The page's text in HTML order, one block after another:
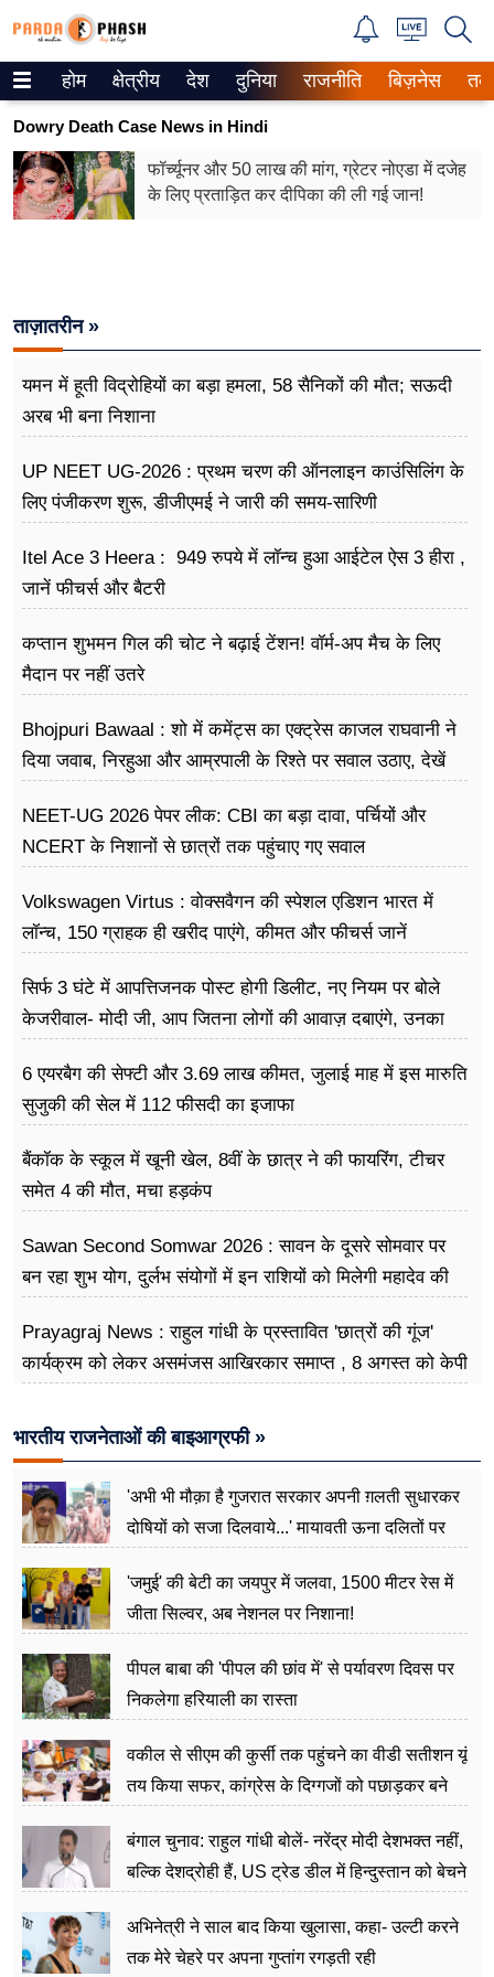
Trending on Google News
ePaper
वेब स्टोरीज
वीडियो
रिलेशनशिप
फूड
सेहत
ब्‍यूटी
जॉब्स
अन्य खबरें
होम क्षेत्रीय देश दुनिया राजनीति बिज़नेस
Dowry Death Case News in Hindi
फॉर्च्यूनर और 50 लाख की मांग, ग्रेटर नोएडा में दजेह
के लिए प्रताड़ित कर दीपिका की ली गई जान!
ताज़ातरीन »
यमन में हूती विद्रोहियों का बड़ा हमला, 58 सैनिकों की मौत; सऊदी
अरब भी बना निशाना
UP NEET UG-2026 : प्रथम चरण की ऑनलाइन काउंसिलिंग के
लिए पंजीकरण शुरू, डीजीएमई ने जारी की समय-सारिणी
Itel Ace 3 Heera : 949 रुपये में लॉन्च हुआ आईटेल ऐस 3 हीरा ,
जानें फीचर्स और बैटरी
कप्तान शुभमन गिल की चोट ने बढ़ाई टेंशन! वॉर्म-अप मैच के लिए
मैदान पर नहीं उतरे
Bhojpuri Bawaal : शो में कमेंट्स का एक्ट्रेस काजल राघवानी ने
दिया जवाब, निरहुआ और आम्रपाली के रिश्ते पर सवाल उठाए, देखें
NEET-UG 2026 पेपर लीक: CBI का बड़ा दावा, पर्चियों और
NCERT के निशानों से छात्रों तक पहुंचाए गए सवाल
Volkswagen Virtus : वोक्सवैगन की स्पेशल एडिशन भारत में
लॉन्च, 150 ग्राहक ही खरीद पाएंगे, कीमत और फीचर्स जानें
सिर्फ 3 घंटे में आपत्तिजनक पोस्ट होगी डिलीट, नए नियम पर बोले
केजरीवाल- मोदी जी, आप जितना लोगों की आवाज़ दबाएंगे, उनका
6 एयरबैग की सेफ्टी और 3.69 लाख कीमत, जुलाई माह में इस मारुति
सुजुकी की सेल में 112 फीसदी का इजाफा
बैंकॉक के स्कूल में खूनी खेल, 8वीं के छात्र ने की फायरिंग, टीचर
समेत 4 की मौत, मचा हड़कंप
Sawan Second Somwar 2026 : सावन के दूसरे सोमवार पर
बन रहा शुभ योग, दुर्लभ संयोगों में इन राशियों को मिलेगी महादेव की
Prayagraj News : राहुल गांधी के प्रस्तावित 'छात्रों की गूंज'
कार्यक्रम को लेकर असमंजस आखिरकार समाप्त , 8 अगस्त को केपी
भारतीय राजनेताओं की बाइआग्रफी »
'अभी भी मौक़ा है गुजरात सरकार अपनी ग़लती सुधारकर
दोषियों को सजा दिलवाये...' मायावती ऊना दलितों पर
'जमुई' की बेटी का जयपुर में जलवा, 1500 मीटर रेस में
जीता सिल्वर, अब नेशनल पर निशाना!
पीपल बाबा की 'पीपल की छांव में' से पर्यावरण दिवस पर
निकलेगा हरियाली का रास्ता
वकील से सीएम की कुर्सी तक पहुंचने का वीडी सतीशन यूं
तय किया सफर, कांग्रेस के दिग्गजों को पछाड़कर बने
बंगाल चुनाव: राहुल गांधी बोलें- नरेंद्र मोदी देशभक्त नहीं,
बल्कि देशद्रोही हैं, US ट्रेड डील में हिन्दुस्तान को बेचने
अभिनेत्री ने साल बाद किया खुलासा, कहा- उल्टी करने
तक मेरे चेहरे पर अपना गुप्तांग रगड़ती रही